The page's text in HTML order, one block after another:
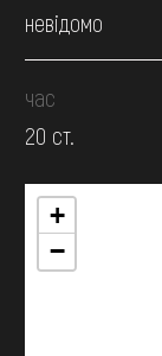
невідомо
час
20 ст.
+
−